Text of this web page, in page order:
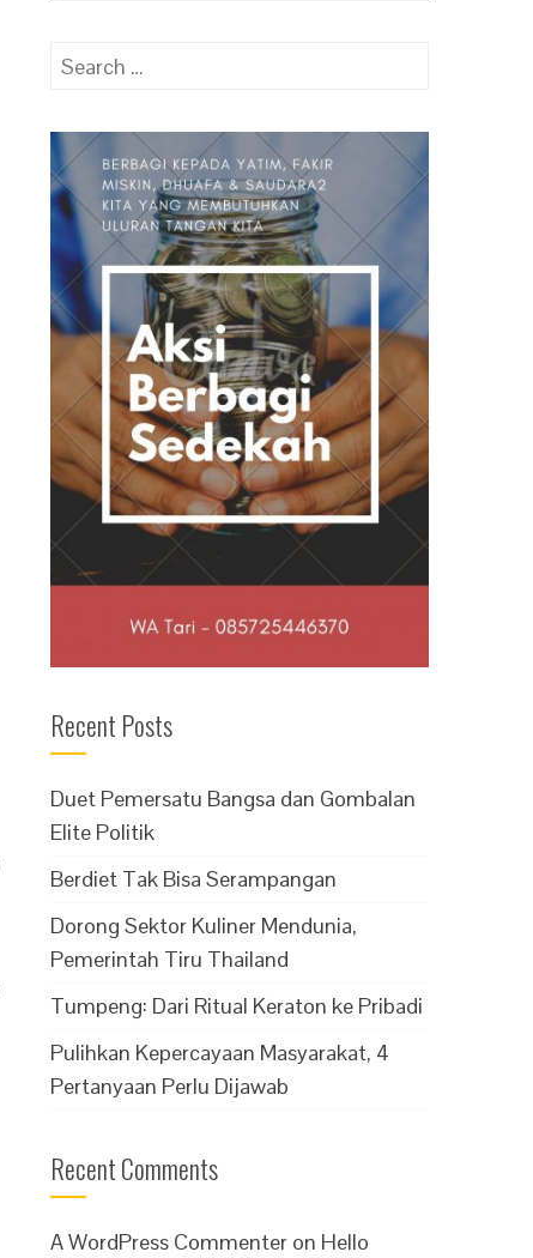
Search
Recent Posts
Duet Pemersatu Bangsa dan Gombalan
Elite Politik
Berdiet Tak Bisa Serampangan
Dorong Sektor Kuliner Mendunia,
Pemerintah Tiru Thailand
Tumpeng: Dari Ritual Keraton ke Pribadi
Pulihkan Kepercayaan Masyarakat, 4
Pertanyaan Perlu Dijawab
Recent Comments
A WordPress Commenter on Hello